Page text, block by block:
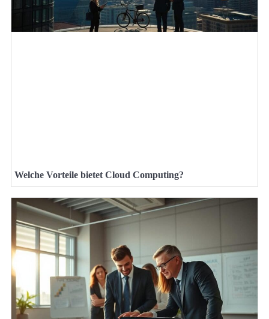
Welche Vorteile bietet Cloud Computing?